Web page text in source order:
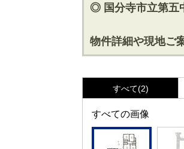
◎ 国分寺市立第
物件詳細や現地ご
すべて(2)
すべての画像